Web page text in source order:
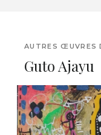
AUTRES ŒUVRES
Guto Ajayu